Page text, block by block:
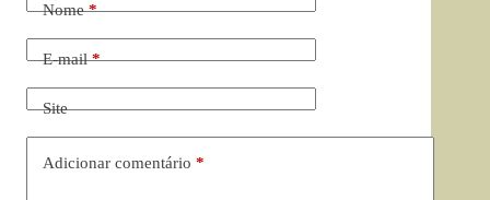
Nome*
E-mail*
Site
Adicionar comentário *